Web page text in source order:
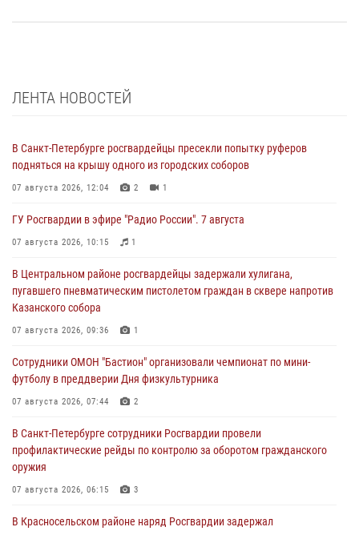
ЛЕНТА НОВОСТЕЙ
В Санкт-Петербурге росгвардейцы пресекли попытку руферов
подняться на крышу одного из городских соборов
07 августа 2026, 12:04 2 1
ГУ Росгвардии в эфире "Радио России". 7 августа
07 августа 2026, 10:15 1
В Центральном районе росгвардейцы задержали хулигана,
пугавшего пневматическим пистолетом граждан в сквере напротив
Казанского собора
07 августа 2026, 09:36 1
Сотрудники ОМОН "Бастион" организовали чемпионат по мини-
футболу в преддверии Дня физкультурника
07 августа 2026, 07:44 2
В Санкт-Петербурге сотрудники Росгвардии провели
профилактические рейды по контролю за оборотом гражданского
оружия
07 августа 2026, 06:15 3
В Красносельском районе наряд Росгвардии задержал